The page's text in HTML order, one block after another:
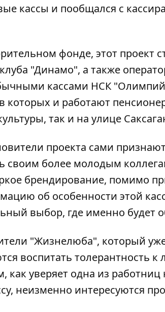
кассы и пообщался с
фонде, этот проект
"Динамо", а также
кассами НСК
которых и работают
так и на улице
проекта сами
своим более молодым
брендирование, помимо
об особенности этой
выбор, где именно будет
"Жизнелюба", который
воспитать толерантность
уверяет одна из
неизменно интересуются